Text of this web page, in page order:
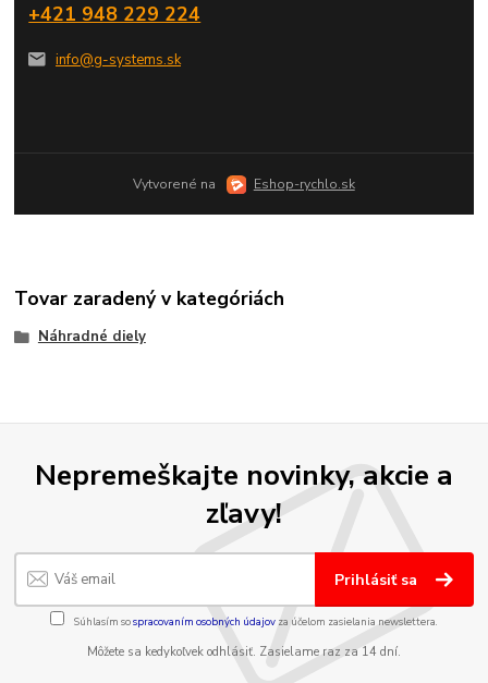
+421 948 229 224
info@g-systems.sk
Vytvorené na Eshop-rychlo.sk
Tovar zaradený v kategóriách
Náhradné diely
Nepremeškajte novinky, akcie a
zľavy!
Prihlásiť sa
Súhlasím sospracovaním osobných údajov za účelom zasielania newslettera.
Môžete sa kedykoľvek odhlásiť. Zasielame raz za 14 dní.